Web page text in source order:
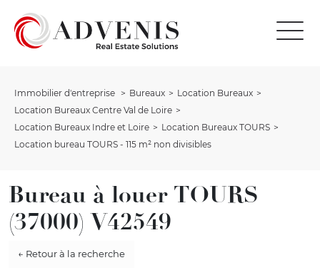
Immobilier d'entreprise Bureaux
Location Bureaux
Location Bureaux Centre Val de Loire
Location Bureaux Indre et Loire
Location Bureaux TOURS
Location bureau TOURS - 115 m² non divisibles
Bureau à louer TOURS
(37000) V42549
← Retour à la recherche